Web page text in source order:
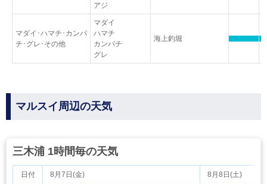
アジ
マダイ･ハマチ･カンパ
チ･グレ･その他
マダイ
ハマチ
カンパチ
グレ
海上釣堀
マルスイ周辺の天気
三木浦 1時間毎の天気
日付 8月7日(金) 8月8日(土)